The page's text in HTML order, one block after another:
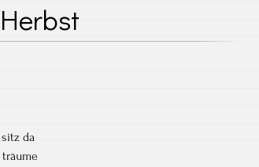
Herbst
da